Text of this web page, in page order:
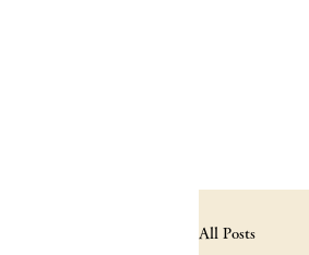
All Posts